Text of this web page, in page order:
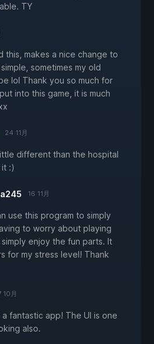
TY
this, makes a nice change to
sometimes my old
lol Thank you so much for
into this game, it is much
24 11月
different than the hospital
:)
16 11月
use this program to simply
to worry about playing
enjoy the fun parts. It
for my stress level! Thank
10月
fantastic app! The UI is one
also.